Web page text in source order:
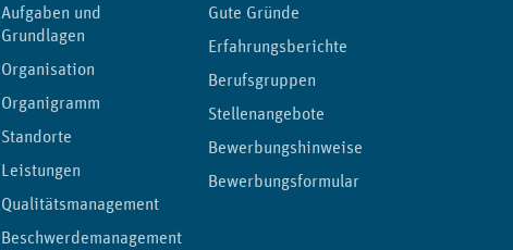
Aufgaben und
Grundlagen
Organisation
Organigramm
Standorte
Leistungen
Qualitätsmanagement
Beschwerdemanagement
Gute Gründe
Erfahrungsberichte
Berufsgruppen
Stellenangebote
Bewerbungshinweise
Bewerbungsformular